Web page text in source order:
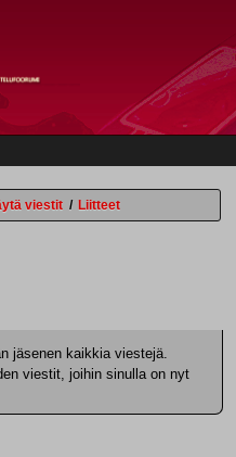
viestit / Liitteet
jäsenen kaikkia viestejä.
viestit, joihin sinulla on nyt